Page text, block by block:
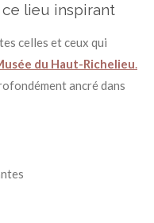
lieu inspirant
celles et ceux qui
du Haut-Richelieu.
ancré dans